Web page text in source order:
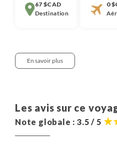
67 $CAD
Destination
0
Nous pensons qu’il est
voyageur soit informé de la
En savoir plus
Les avis sur ce
Note globale : 3.5 / 5